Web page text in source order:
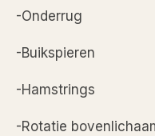
-Onderrug
-Buikspieren
-Hamstrings
-Rotatie